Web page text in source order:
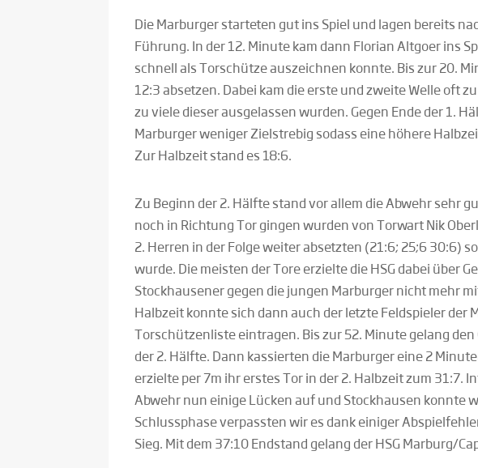
Die Marburger starteten gut ins Spiel und lagen bereits
Führung. In der 12. Minute kam dann Florian Altgoer ins
schnell als Torschütze auszeichnen konnte. Bis zur 20.
12:3 absetzen. Dabei kam die erste und zweite Welle oft
zu viele dieser ausgelassen wurden. Gegen Ende der 1.
Marburger weniger Zielstrebig sodass eine höhere
Zur Halbzeit stand es 18:6.
Zu Beginn der 2. Hälfte stand vor allem die Abwehr sehr
noch in Richtung Tor gingen wurden von Torwart Nik
2. Herren in der Folge weiter absetzten (21:6; 25;6 30:6)
wurde. Die meisten der Tore erzielte die HSG dabei über
Stockhausener gegen die jungen Marburger nicht mehr
Halbzeit konnte sich dann auch der letzte Feldspieler der
Torschützenliste eintragen. Bis zur 52. Minute gelang
der 2. Hälfte. Dann kassierten die Marburger eine 2
erzielte per 7m ihr erstes Tor in der 2. Halbzeit zum 31:7.
Abwehr nun einige Lücken auf und Stockhausen konnte
Schlussphase verpassten wir es dank einiger
Sieg. Mit dem 37:10 Endstand gelang der HSG Marburg/